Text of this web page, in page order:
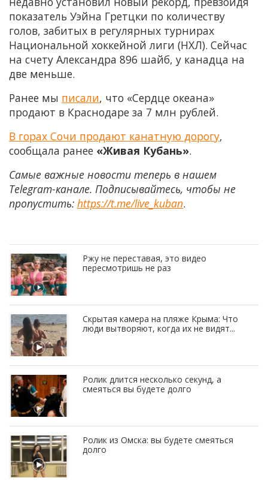
показатель Уэйна Гретцки по количеству
голов, забитых в регулярных турнирах
Национальной хоккейной лиги (НХЛ). Сейчас
на счету Александра 896 шайб, у канадца на
две меньше.
Ранее мы писали, что «Сердце океана»
продают в Краснодаре за 7 млн рублей.
В горах Сочи продают канатную дорогу,
сообщала ранее «Живая Кубань».
Самые важные новости теперь в нашем
Telegram-канале. Подписывайтесь, чтобы не
пропустить: https://t.me/live_kuban.
Ржу не переставая, это видео
пересмотришь не раз
Скрытая камера на пляже Крыма: Что
люди вытворяют, когда их не видят...
Ролик длится несколько секунд, а
смеяться вы будете долго
Ролик из Омска: вы будете смеяться
долго